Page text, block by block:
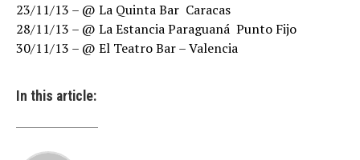
23/11/13 – @ La Quinta Bar  Caracas
28/11/13 – @ La Estancia Paraguaná  Punto Fijo
30/11/13 – @ El Teatro Bar – Valencia
In this article: